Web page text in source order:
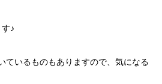
♪
ているものもありますので、気になる